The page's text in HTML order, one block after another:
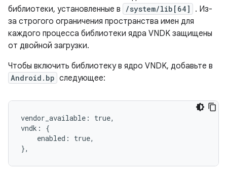
библиотеки, установленные в
/system/lib[64]
. Из-
за строгого ограничения пространства имен для
каждого процесса библиотеки ядра VNDK защищены
от двойной загрузки.
Чтобы включить библиотеку в ядро ​​VNDK, добавьте в
Android.bp следующее:
vendor_available: true,
vndk: {
    enabled: true,
},